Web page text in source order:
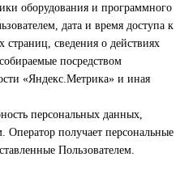
оборудования и программного
дата и время доступа к
страниц, сведения о действиях
посредством
«Яндекс.Метрика» и иная
персональных данных,
Оператор получает персональные
Пользователем.